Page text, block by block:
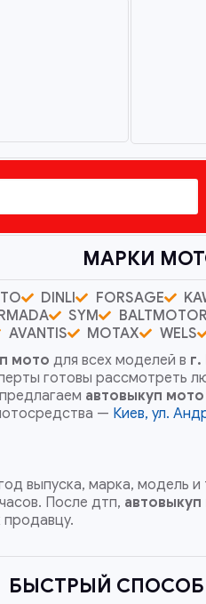
МАРКИ
DINLI FORSAGE
SYM
AVANTIS MOTAX WELS
мото для всех моделей в
готовы рассмотреть
автовыкуп мото
— Киев, ул.
выпуска, марка, модель
После дтп,
БЫСТРЫЙ